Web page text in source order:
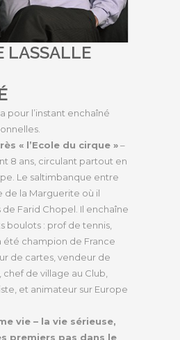
LASSALLE
pour l’instant enchaîné
« l’Ecole du cirque »–
8 ans, circulant partout en
Le saltimbanque entre
de la Marguerite où il
Farid Chopel. Il enchaîne
boulots : prof de tennis,
été champion de France
de cartes, vendeur de
chef de village au Club,
et animateur sur Europe
vie – la vie sérieuse,
premiers pas dans le